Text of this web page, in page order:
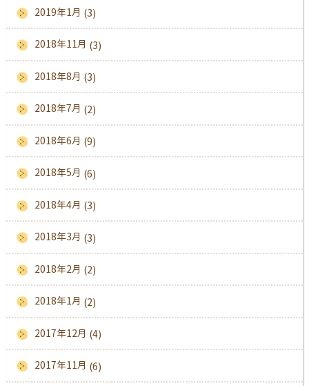
2019年1月 (3)
2018年11月 (3)
2018年8月 (3)
2018年7月 (2)
2018年6月 (9)
2018年5月 (6)
2018年4月 (3)
2018年3月 (3)
2018年2月 (2)
2018年1月 (2)
2017年12月 (4)
2017年11月 (6)